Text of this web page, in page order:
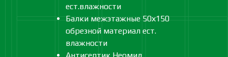
ест.влажности
Балки межэтажные 50х150
обрезной материал ест.
влажности